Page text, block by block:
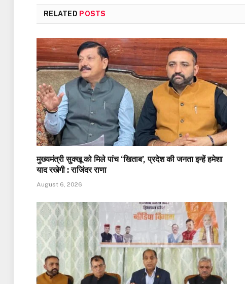
RELATED POSTS
मुख्यमंत्री सुक्खू को मिले पांच ‘खिताब’, प्रदेश की जनता इन्हें हमेशा
याद रखेगी : राजिंदर राणा
August 6, 2026